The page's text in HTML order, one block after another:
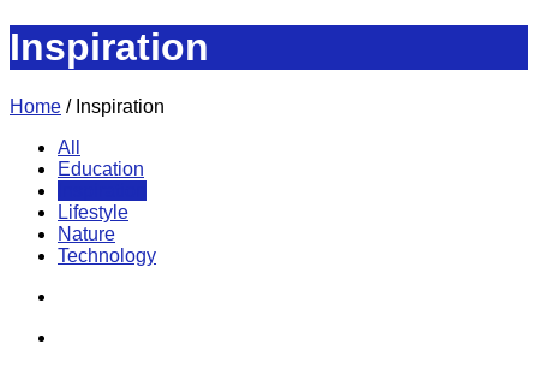
Inspiration
Home / Inspiration
All
Education
Lifestyle
Nature
Technology